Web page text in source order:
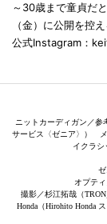
～30歳まで童貞だ
（金）に公開を控え
公式Instagram：
ニットカーディガン／参
サービス〈ゼニア〉） メ
イクラ
オプテ
撮影／杉江拓哉（
Honda（Hirohito Honda